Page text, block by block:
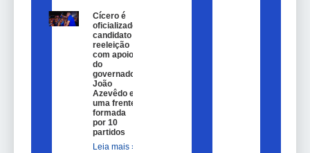
Cícero é
oficializado
candidato a
reeleição
com apoio
do
governador
João
Azevêdo e
uma frente
formada
por 10
partidos
Leia mais »